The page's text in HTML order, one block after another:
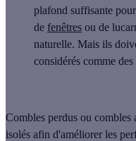
plafond suffisante
de fenêtres ou de
naturelle. Mais ils
considérés comme des
Combles perdus ou combles
isolés afin d'améliorer les